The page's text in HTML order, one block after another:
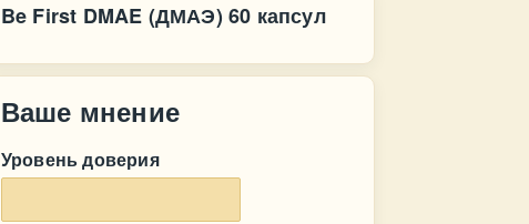
Be First DMAE (ДМАЭ) 60 капсул
Ваше мнение
Уровень доверия